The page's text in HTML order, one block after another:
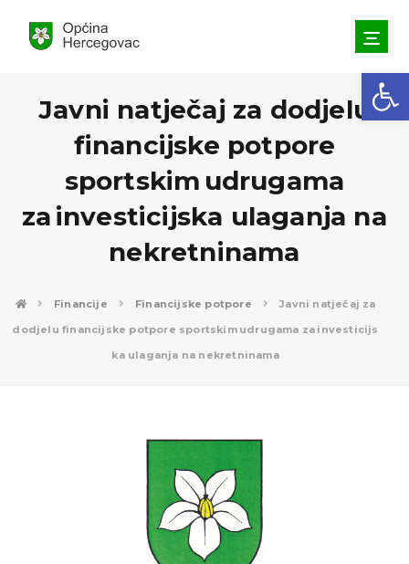
Open toolbar
Javni natječaj za dodjelu
financijske potpore
sportskim udrugama
za investicijska ulaganja na
nekretninama
Financije Financijske potpore
Javni natječaj za
dodjelu financijske potpore sportskim udrugama za investicijs
ka ulaganja na nekretninama